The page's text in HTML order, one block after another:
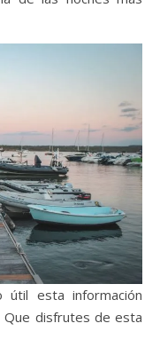
útil esta información
Que disfrutes de esta